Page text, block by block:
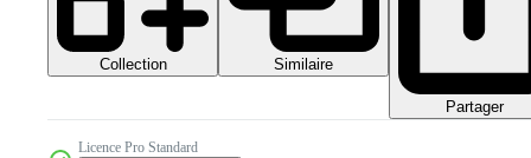
Collection Similaire
Partager
Licence Pro Standard